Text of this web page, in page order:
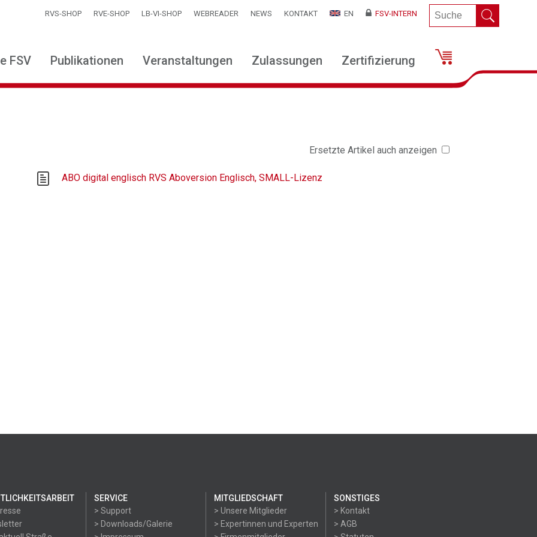
RVS-SHOP RVE-SHOP LB-VI-SHOP WEBREADER NEWS KONTAKT EN FSV-INTERN
FSV Publikationen Veranstaltungen Zulassungen Zertifizierung
Ersetzte Artikel auch anzeigen
ABO digital englisch RVS Aboversion Englisch, SMALL-Lizenz
SERVICE
> Support
> Downloads/Galerie
MITGLIEDSCHAFT
> Unsere Mitglieder
> Expertinnen und Experten
SONSTIGES
> Kontakt
> AGB